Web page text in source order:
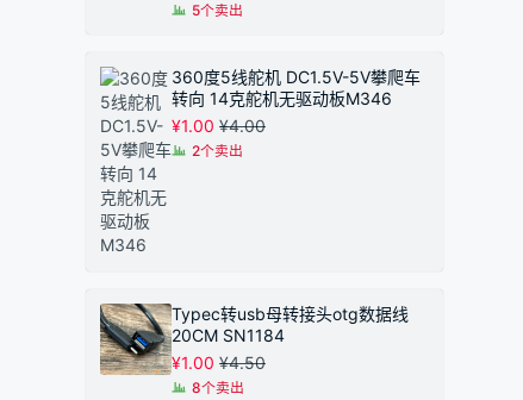
¥1.50
至
¥1.90
5个卖出
360度5线舵机 DC1.5V-5V攀爬车
转向 14克舵机无驱动板M346
¥1.00 ¥4.00
2个卖出
Typec转usb母转接头otg数据线
20CM SN1184
¥1.00 ¥4.50
8个卖出